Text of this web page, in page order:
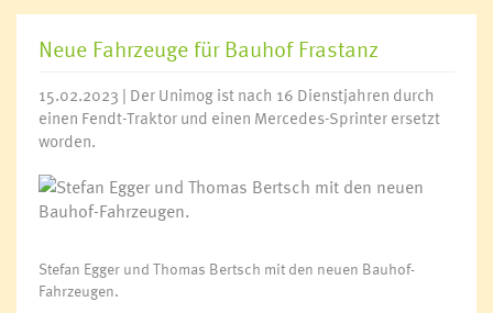
Neue Fahrzeuge für Bauhof Frastanz
15.02.2023 | Der Unimog ist nach 16 Dienstjahren durch
einen Fendt-Traktor und einen Mercedes-Sprinter ersetzt
worden.
Stefan Egger und Thomas Bertsch mit den neuen Bauhof-
Fahrzeugen.